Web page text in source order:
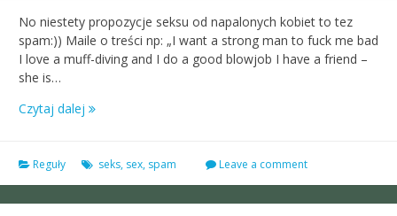
No niestety propozycje seksu od napalonych kobiet to tez
spam:)) Maile o treści np: „I want a strong man to fuck me bad
I love a muff-diving and I do a good blowjob I have a friend –
she is…
Czytaj dalej
Reguły seks, sex, spam Leave a comment